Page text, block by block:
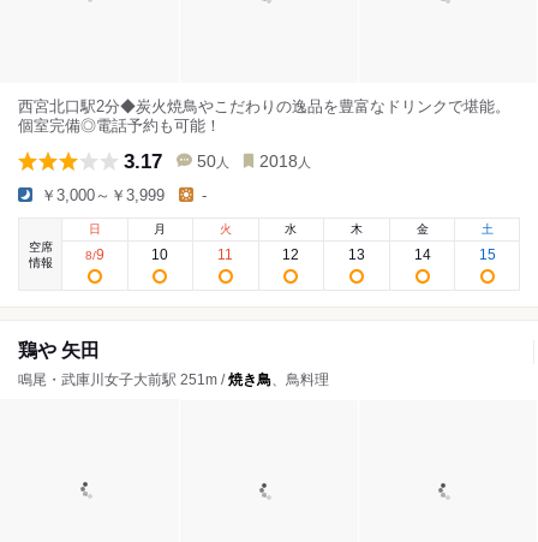
西宮北口駅2分◆炭火焼鳥やこだわりの逸品を豊富なドリンクで堪能。
個室完備◎電話予約も可能！
3.17 50 人 2018 人
￥3,000～￥3,999 -
空席
情報
日
8/9
月
10
火
11
水
12
木
13
金
14
土
15
鶏や 矢田
鳴尾・武庫川女子大前駅 251m /焼き鳥、鳥料理